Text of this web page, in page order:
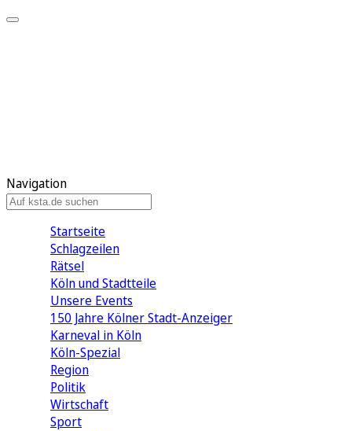
Navigation
Startseite
Schlagzeilen
Rätsel
Köln und Stadtteile
Unsere Events
150 Jahre Kölner Stadt-Anzeiger
Karneval in Köln
Köln-Spezial
Region
Politik
Wirtschaft
Sport